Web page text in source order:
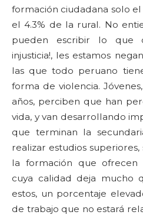
formación ciudadana solo el
el 4.3% de la rural. No
pueden escribir lo que
injusticia!, les estamos
las que todo peruano
forma de violencia.
años, perciben que han
vida, y van desarrollando
que terminan la
realizar estudios
la formación que ofrecen
cuya calidad deja mucho
estos, un porcentaje
de trabajo que no estará